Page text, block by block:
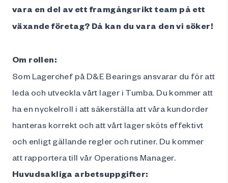
vara en del av ett framgångsrikt team på ett
växande företag? Då kan du vara den vi söker!
Om rollen:
Som Lagerchef på D&E Bearings ansvarar du för att
leda och utveckla vårt lager i Tumba. Du kommer att
ha en nyckelroll i att säkerställa att våra kundorder
hanteras korrekt och att vårt lager sköts effektivt
och enligt gällande regler och rutiner. Du kommer
att rapportera till vår Operations Manager.
Huvudsakliga arbetsuppgifter: